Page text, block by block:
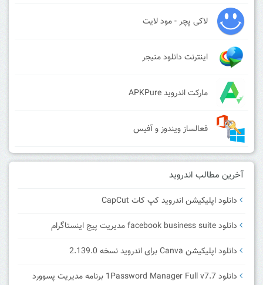
لاکی پچر - مود لایت
اینترنت دانلود منیجر
مارکت اندروید APKPure
فعالساز ویندوز و آفیس
آخرین مطالب اندروید
دانلود اپلیکیشن اندروید کپ کات CapCut
دانلود facebook business suite مدیریت پیج اینستاگرام
دانلود اپلیکیشن Canva برای اندروید نسخه 2.139.0
دانلود 1Password Manager Full v7.7 برنامه مدیریت پسوورد